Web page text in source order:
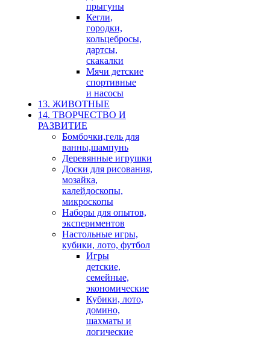
прыгуны
Кегли,
городки,
кольцебросы,
дартсы,
скакалки
Мячи детские
спортивные
и насосы
13. ЖИВОТНЫЕ
14. ТВОРЧЕСТВО И
РАЗВИТИЕ
Бомбочки,гель для
ванны,шампунь
Деревянные игрушки
Доски для рисования,
мозайка,
калейдоскопы,
микроскопы
Наборы для опытов,
экспериментов
Настольные игры,
кубики, лото, футбол
Игры
детские,
семейные,
экономические
Кубики, лото,
домино,
шахматы и
логические